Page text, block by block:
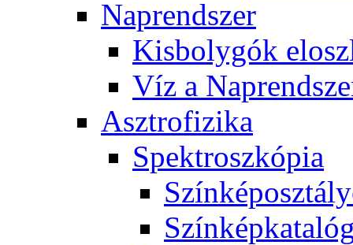
Nap­rend­szer
Kis­boly­gók
Víz a
Aszt­ro­fi­zi­ka
Spekt­rosz­kó­pia